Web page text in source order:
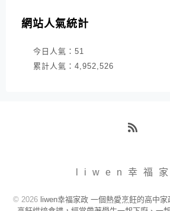
網站人氣統計
今日人氣： 51
累計人氣： 4,952,526
liwen幸福家
© 2026 liwen幸福家政 一個熱愛烹飪的高中